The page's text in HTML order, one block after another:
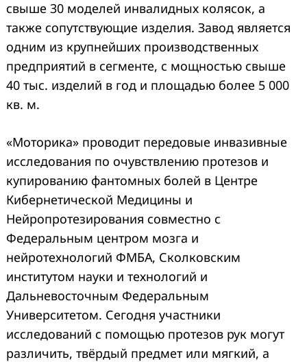
свыше 30 моделей инвалидных колясок, а
также сопутствующие изделия. Завод является
одним из крупнейших производственных
предприятий в сегменте, с мощностью свыше
40 тыс. изделий в год и площадью более 5 000
кв. м.
«Моторика» проводит передовые инвазивные
исследования по очувствлению протезов и
купированию фантомных болей в Центре
Кибернетической Медицины и
Нейропротезирования совместно с
Федеральным центром мозга и
нейротехнологий ФМБА, Сколковским
институтом науки и технологий и
Дальневосточным Федеральным
Университетом. Сегодня участники
исследований с помощью протезов рук могут
различить, твёрдый предмет или мягкий, а